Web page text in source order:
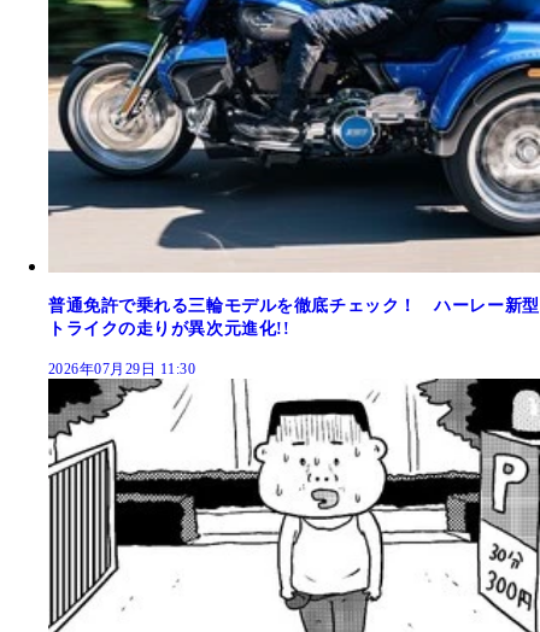
普通免許で乗れる三輪モデルを徹底チェック！ ハーレー新型
トライクの走りが異次元進化!!
2026年07月29日 11:30